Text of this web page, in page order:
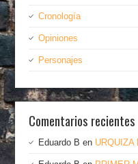
Cronología
Opiniones
Personajes
Comentarios recientes
Eduardo B en URQUIZA